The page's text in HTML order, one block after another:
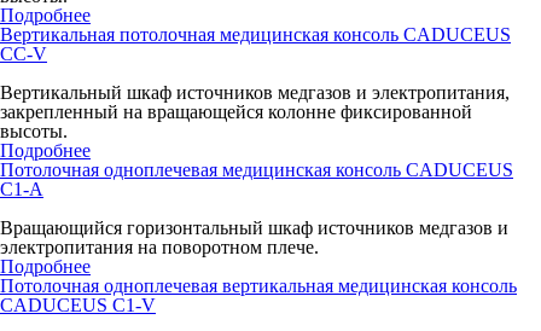
Подробнее
Вертикальная потолочная медицинская консоль CADUCEUS
CC-V
Вертикальный шкаф источников медгазов и электропитания,
закрепленный на вращающейся колонне фиксированной
высоты.
Подробнее
Потолочная одноплечевая медицинская консоль CADUCEUS
C1-A
Вращающийся горизонтальный шкаф источников медгазов и
электропитания на поворотном плече.
Подробнее
Потолочная одноплечевая вертикальная медицинская консоль
CADUCEUS C1-V